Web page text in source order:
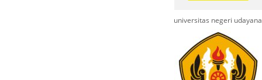
universitas negeri udayana